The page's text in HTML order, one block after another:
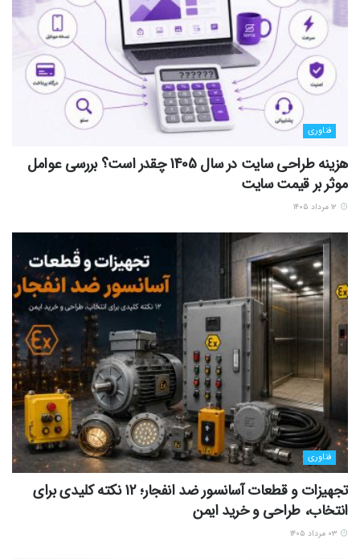
فناوری
هزینه طراحی سایت در سال 1405 چقدر است؟ بررسی عوامل
موثر بر قیمت سایت
فناوری
تجهیزات و قطعات آسانسور ضد انفجار؛ 12 نکته کلیدی برای
انتخاب، طراحی و خرید ایمن